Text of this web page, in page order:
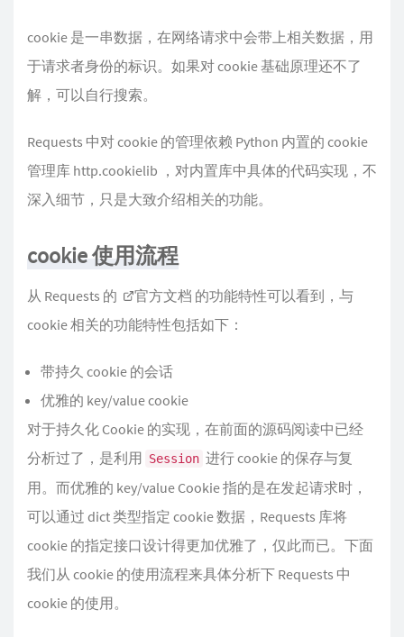
cookie 是一串数据，在网络请求中会带上相关数据，用
于请求者身份的标识。如果对 cookie 基础原理还不了
解，可以自行搜索。
Requests 中对 cookie 的管理依赖 Python 内置的 cookie
管理库 http.cookielib ，对内置库中具体的代码实现，不
深入细节，只是大致介绍相关的功能。
cookie 使用流程
从 Requests 的 官方文档 的功能特性可以看到，与
cookie 相关的功能特性包括如下：
带持久 cookie 的会话
优雅的 key/value cookie
对于持久化 Cookie 的实现，在前面的源码阅读中已经
分析过了，是利用
Session 进行 cookie 的保存与复
用。而优雅的 key/value Cookie 指的是在发起请求时，
可以通过 dict 类型指定 cookie 数据，Requests 库将
cookie 的指定接口设计得更加优雅了，仅此而已。下面
我们从 cookie 的使用流程来具体分析下 Requests 中
cookie 的使用。